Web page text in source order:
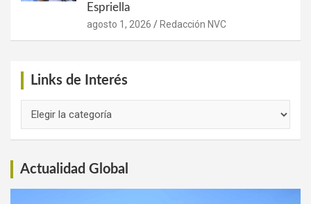
Espriella
agosto 1, 2026 Redacción NVC
Links de Interés
Actualidad Global